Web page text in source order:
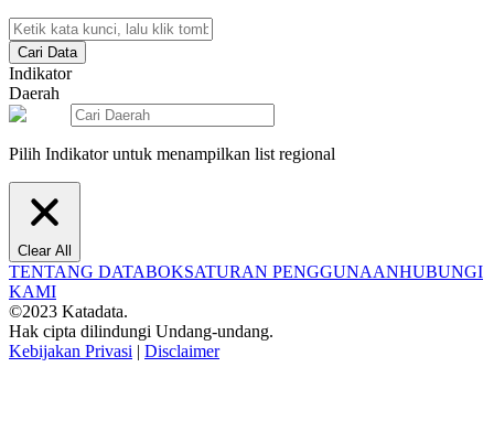
Cari Data
Indikator
Daerah
Pilih Indikator untuk menampilkan list regional
Clear All
TENTANG DATABOKSATURAN PENGGUNAANHUBUNGI
KAMI
©2023 Katadata.
Hak cipta dilindungi Undang-undang.
Kebijakan Privasi | Disclaimer